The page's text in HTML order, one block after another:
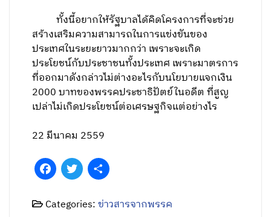
ทั้งนี้อยากให้รัฐบาลได้คิดโครงการที่จะช่วย
สร้างเสริมความสามารถในการแข่งขันของ
ประเทศในระยะยาวมากกว่า เพราะจะเกิด
ประโยชน์กับประชาชนทั้งประเทศ เพราะมาตรการ
ที่ออกมาดังกล่าวไม่ต่างอะไรกับนโยบายแจกเงิน
2000 บาทของพรรคประชาธิปัตย์ในอดีต ที่สูญ
เปล่าไม่เกิดประโยชน์ต่อเศรษฐกิจแต่อย่างไร
22 มีนาคม 2559
FacebookTwitter
Categories:ข่าวสารจากพรรค